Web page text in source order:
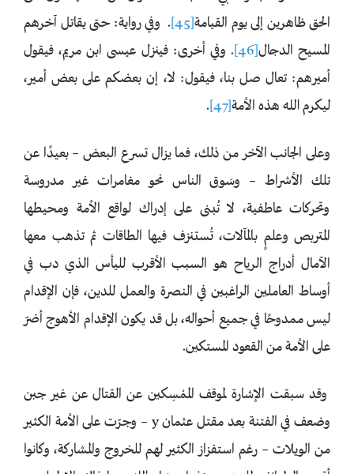
الحق ظاهرين إلى يوم القيامة[45]
. وفي رواية: حتى يقاتل آخرهم
المسيح الدجال[46]
. وفي أخرى: فينزل عيسى ابن مريم، فيقول
أميرهم: تعال صل بنا، فيقول: لا، إن بعضكم على بعض أمير،
ليكرم الله هذه الأمة[47]
.
وعلى الجانب الآخر من ذلك، فما يزال تسرع البعض – بعيدًا عن
تلك الأشراط – وسَوق الناس نحو مغامرات غير مدروسة
وتحركات عاطفية، لا تُبنى على إدراك لواقع الأمة ومحيطها
المتربص وعلمٍ بالمآلات، تُستنزف فيها الطاقات ثم تذهب معها
الآمال أدراج الرياح هو السبب الأقرب لليأس الذي دب في
أوساط العاملين الراغبين في النصرة والعمل للدين، فإن الإقدام
ليس ممدوحًا في جميع أحواله، بل قد يكون الإقدام الأهوج أضرّ
على الأمة من القعود المستكين.
وقد سبقت الإشارة لموقف الممْسِكين عن القتال عن غير جبن
وضعف في الفتنة بعد مقتل عثمان y – وجرّت على الأمة الكثير
من الويلات – رغم استفزاز الكثير لهم للخروج والمشاركة، وكانوا